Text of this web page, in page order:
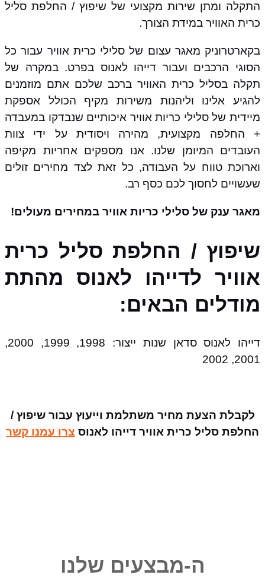
התקלה ומתן שירות מקצועי של שיפוץ / החלפת סליל
כרית האוויר במידת הצורך.
בקארטרוניק מאגר עצום של סלילי כרית אוויר עבור כל
הסוגי הרכבים ועבור דייהו לאנוס בפרט. במקרה של
תקלה בסליל כרית האוויר ברכב שלכם אתם מוזמנים
להגיע אלינו וליהנות משירות מקיף הכולל אספקת
מיידית של סלילי כריות אוויר איכותיים שנבדקו במעבדה
+ החלפה מקצועית, מהירה ויסודית על ידי צוות
העובדים המיומן שלנו. אנו מספקים אחריות מקיפה
וארוכת טווח על העבודה, כל זאת לצד מחירים זולים
שעשויים לחסוך לכם כסף רב.
מאגר ענק של סלילי כריות אוויר במחירים מעולים!
שיפוץ / החלפת סליל כרית
אוויר לדייהו לאנוס מהתת
מודלים הבאים:
דייהו לאנוס סדאן שנות ייצור: 1998, 1999, 2000,
2001, 2002
לקבלת הצעת מחיר משתלמת וייעוץ עבור שיפוץ /
החלפת סליל כרית אוויר דייהו לאנוס צרו עמנו קשר
ה-מבצעים שלנו